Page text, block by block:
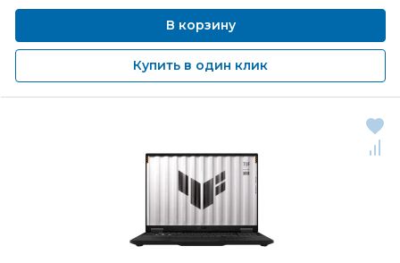
В корзину
Купить в один клик